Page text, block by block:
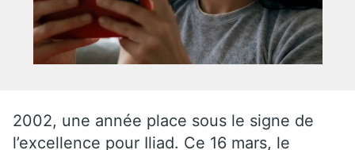
2002, une année place sous le signe de
l’excellence pour Iliad. Ce 16 mars, le